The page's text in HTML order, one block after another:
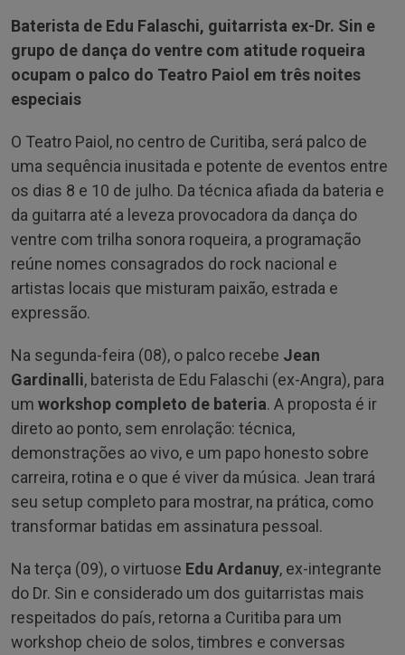
Baterista de Edu Falaschi, guitarrista ex-Dr. Sin e
grupo de dança do ventre com atitude roqueira
ocupam o palco do Teatro Paiol em três noites
especiais
O Teatro Paiol, no centro de Curitiba, será palco de
uma sequência inusitada e potente de eventos entre
os dias 8 e 10 de julho. Da técnica afiada da bateria e
da guitarra até a leveza provocadora da dança do
ventre com trilha sonora roqueira, a programação
reúne nomes consagrados do rock nacional e
artistas locais que misturam paixão, estrada e
expressão.
Na segunda-feira (08), o palco recebe Jean
Gardinalli, baterista de Edu Falaschi (ex-Angra), para
um workshop completo de bateria. A proposta é ir
direto ao ponto, sem enrolação: técnica,
demonstrações ao vivo, e um papo honesto sobre
carreira, rotina e o que é viver da música. Jean trará
seu setup completo para mostrar, na prática, como
transformar batidas em assinatura pessoal.
Na terça (09), o virtuose Edu Ardanuy, ex-integrante
do Dr. Sin e considerado um dos guitarristas mais
respeitados do país, retorna a Curitiba para um
workshop cheio de solos, timbres e conversas